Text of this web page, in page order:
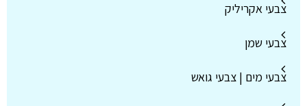
צבעי אקריליק
צבעי שמן
צבעי מים | צבעי גואש